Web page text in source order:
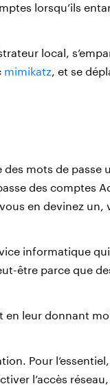
lorsqu’ils
local,
mimikatz, et se
des mots de passe
des comptes
en devinez un,
informatique
être parce que
en leur donnant
Pour
l’accès